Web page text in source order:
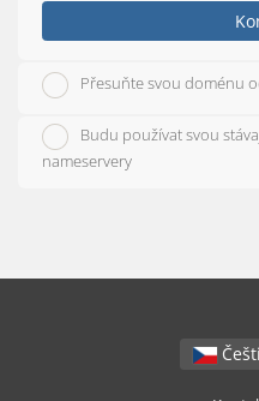
Přesuňte svou doménu
Budu používat svou
nameservery